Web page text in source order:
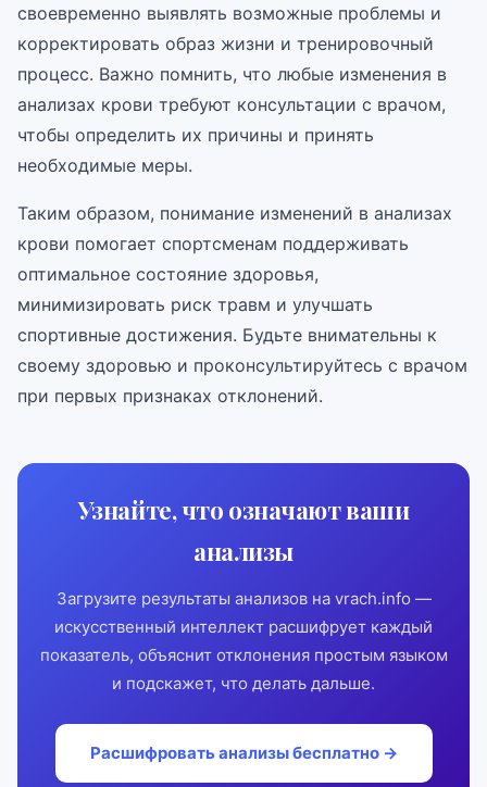
своевременно выявлять возможные проблемы и
корректировать образ жизни и тренировочный
процесс. Важно помнить, что любые изменения в
анализах крови требуют консультации с врачом,
чтобы определить их причины и принять
необходимые меры.
Таким образом, понимание изменений в анализах
крови помогает спортсменам поддерживать
оптимальное состояние здоровья,
минимизировать риск травм и улучшать
спортивные достижения. Будьте внимательны к
своему здоровью и проконсультируйтесь с врачом
при первых признаках отклонений.
Узнайте, что означают ваши
анализы
Загрузите результаты анализов на vrach.info —
искусственный интеллект расшифрует каждый
показатель, объяснит отклонения простым языком
и подскажет, что делать дальше.
Расшифровать анализы бесплатно →